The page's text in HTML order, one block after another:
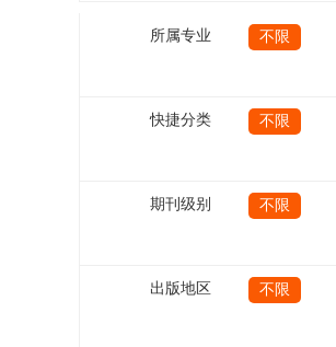
所属专业 不限
快捷分类 不限
期刊级别 不限
出版地区 不限